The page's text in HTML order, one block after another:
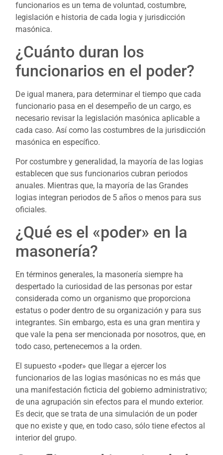
funcionarios es un tema de voluntad, costumbre,
legislación e historia de cada logia y jurisdicción
masónica.
¿Cuánto duran los
funcionarios en el poder?
De igual manera, para determinar el tiempo que cada
funcionario pasa en el desempeño de un cargo, es
necesario revisar la legislación masónica aplicable a
cada caso. Así como las costumbres de la jurisdicción
masónica en específico.
Por costumbre y generalidad, la mayoría de las logias
establecen que sus funcionarios cubran periodos
anuales. Mientras que, la mayoría de las Grandes
logias integran periodos de 5 años o menos para sus
oficiales.
¿Qué es el «poder» en la
masonería?
En términos generales, la masonería siempre ha
despertado la curiosidad de las personas por estar
considerada como un organismo que proporciona
estatus o poder dentro de su organización y para sus
integrantes. Sin embargo, esta es una gran mentira y
que vale la pena ser mencionada por nosotros, que, en
todo caso, pertenecemos a la orden.
El supuesto «poder» que llegar a ejercer los
funcionarios de las logias masónicas no es más que
una manifestación ficticia del gobierno administrativo;
de una agrupación sin efectos para el mundo exterior.
Es decir, que se trata de una simulación de un poder
que no existe y que, en todo caso, sólo tiene efectos al
interior del grupo.